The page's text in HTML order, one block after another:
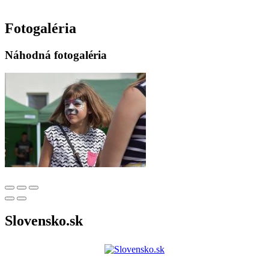
Fotogaléria
Náhodná fotogaléria
Slovensko.sk